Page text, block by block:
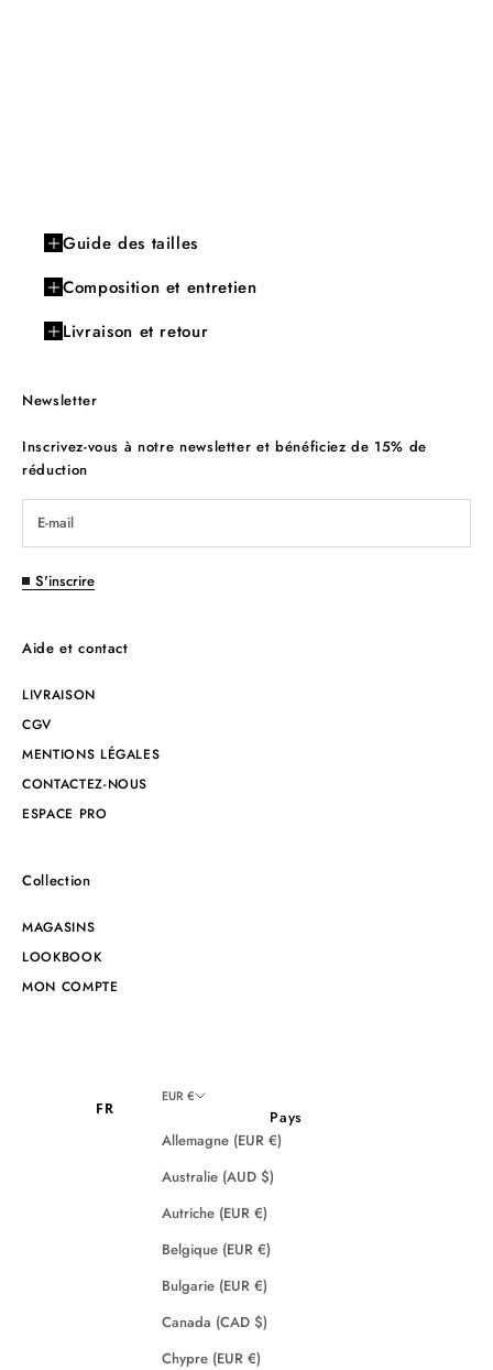
Guide des tailles
Composition et entretien
Livraison et retour
Newsletter
Inscrivez-vous à notre newsletter et bénéficiez de 15% de
réduction
S'inscrire
Aide et contact
LIVRAISON
CGV
MENTIONS LÉGALES
CONTACTEZ-NOUS
ESPACE PRO
Collection
MAGASINS
LOOKBOOK
MON COMPTE
FR
EUR €
Pays
Allemagne (EUR €)
Australie (AUD $)
Autriche (EUR €)
Belgique (EUR €)
Bulgarie (EUR €)
Canada (CAD $)
Chypre (EUR €)